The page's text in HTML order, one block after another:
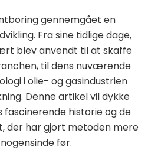
gennemgået en
Fra sine tidlige dage,
blev anvendt til at skaffe
til dens nuværende
i olie- og gasindustrien
Denne artikel vil dykke
fascinerende historie og de
der har gjort metoden mere
før.